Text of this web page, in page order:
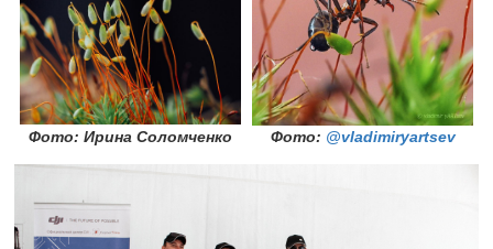
Фото: Ирина Соломченко Фото: @vladimiryartsev